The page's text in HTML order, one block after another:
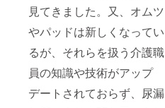
見てきました。又、オムツ
やパッドは新しくなってい
るが、それらを扱う介護職
員の知識や技術がアップ
デートされておらず、尿漏